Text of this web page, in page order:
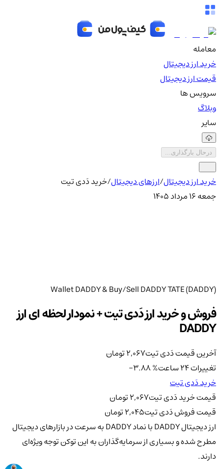
معامله
خرید ارز دیجیتال
قیمت ارز دیجیتال
سرویس ها
وبلاگ
سایر
درحال بارگذاری...
خرید ارز دیجیتال/ارزهای دیجیتال/خرید دَدی تیت
جمعه ۱۶ مرداد ۱۴۰۵
Wallet DADDY & Buy/Sell DADDY TATE (DADDY)
فروش و خرید ارز دَدی تیت + نمودار لحظه ای ارز
DADDY
آخرین قیمت دَدی تیت2,067تومان
تغییرات 24 ساعت
-3.88%
خرید دَدی تیت
قیمت خرید دَدی تیت2,067تومان
قیمت فروش دَدی تیت2,045تومان
ارز دیجیتال DADDY با نماد DADDY به سرعت در بازارهای دیجیتال
مطرح شده و بسیاری از سرمایه‌گذاران به این توکن توجه ویژه‌ای
دارند.